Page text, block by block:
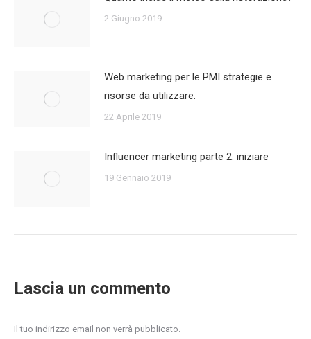
2 Giugno 2019
Web marketing per le PMI strategie e
risorse da utilizzare.
22 Aprile 2019
Influencer marketing parte 2: iniziare
19 Gennaio 2019
Lascia un commento
Il tuo indirizzo email non verrà pubblicato.